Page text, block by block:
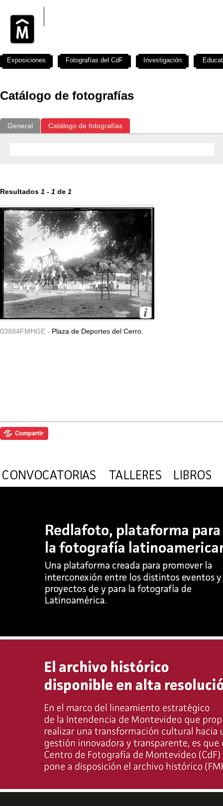
Catálogo de fotografías
General Catálogo de fotografías
Resultados 1 - 1 de 1
03884FMHGE - Plaza de Deportes del Cerro.
Exposiciones Fotografías del CdF Investigación